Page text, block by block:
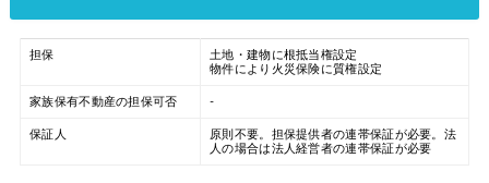
担保
土地・建物に根抵当権設定
物件により火災保険に質権設定
家族保有不動産の担保可否 -
保証人
原則不要。担保提供者の連帯保証が必要。法
人の場合は法人経営者の連帯保証が必要